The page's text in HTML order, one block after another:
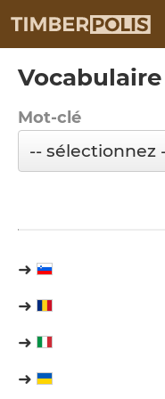
Vocabulaire
Mot-clé
➜
➜
➜
➜